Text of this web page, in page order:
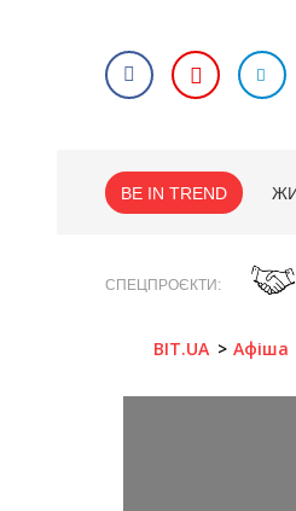
BE IN TREND
СПЕЦПРОЄКТИ
BIT.UA Афіша